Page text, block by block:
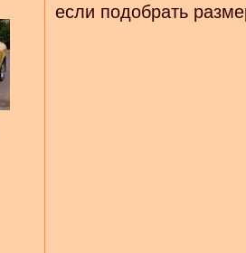
если подобрать